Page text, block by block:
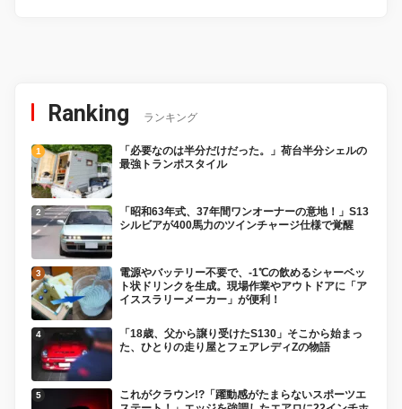
Ranking ランキング
「必要なのは半分だけだった。」荷台半分シェルの
最強トランポスタイル
「昭和63年式、37年間ワンオーナーの意地！」S13
シルビアが400馬力のツインチャージ仕様で覚醒
電源やバッテリー不要で、-1℃の飲めるシャーベッ
ト状ドリンクを生成。現場作業やアウトドアに「ア
イススラリーメーカー」が便利！
「18歳、父から譲り受けたS130」そこから始まっ
た、ひとりの走り屋とフェアレディZの物語
これがクラウン!?「躍動感がたまらないスポーツエ